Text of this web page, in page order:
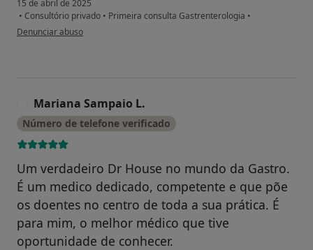
15 de abril de 2025
• Consultório privado • Primeira consulta Gastrenterologia •
na opinião do utilizador Vera Geraldes
Denunciar abuso
Mariana Sampaio L.
Número de telefone verificado
Um verdadeiro Dr House no mundo da Gastro.
É um medico dedicado, competente e que põe
os doentes no centro de toda a sua prática. É
para mim, o melhor médico que tive
oportunidade de conhecer.